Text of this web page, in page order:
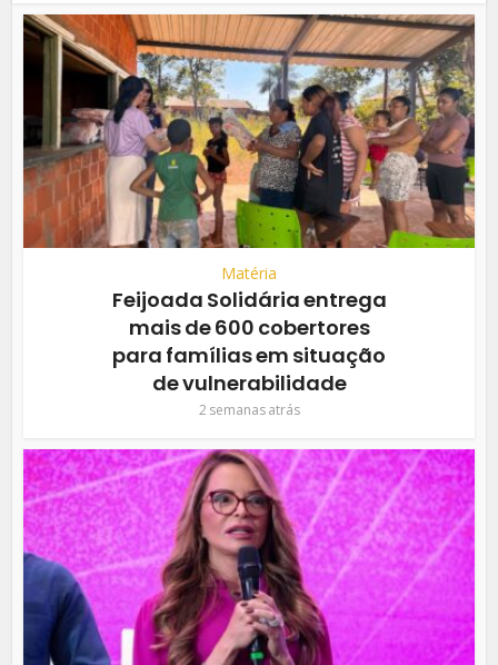
Matéria
Feijoada Solidária entrega
mais de 600 cobertores
para famílias em situação
de vulnerabilidade
2 semanas atrás